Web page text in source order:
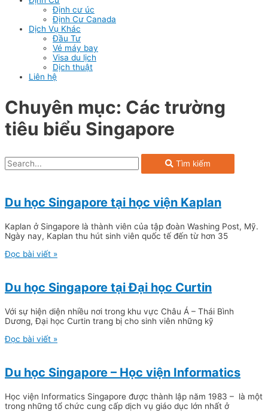
Định cư úc
Định Cư Canada
Dịch Vụ Khác
Đầu Tư
Vé máy bay
Visa du lịch
Dịch thuật
Liên hệ
Chuyên mục: Các trường
tiêu biểu Singapore
Tìm kiếm
Du học Singapore tại học viện Kaplan
Kaplan ở Singapore là thành viên của tập đoàn Washing Post, Mỹ.
Ngày nay, Kaplan thu hút sinh viên quốc tế đến từ hơn 35
Đọc bài viết »
Du học Singapore tại Đại học Curtin
Với sự hiện diện nhiều nơi trong khu vực Châu Á – Thái Bình
Dương, Đại học Curtin trang bị cho sinh viên những kỹ
Đọc bài viết »
Du học Singapore – Học viện Informatics
Học viện Informatics Singapore được thành lập năm 1983 – là một
trong những tổ chức cung cấp dịch vụ giáo dục lớn nhất ở